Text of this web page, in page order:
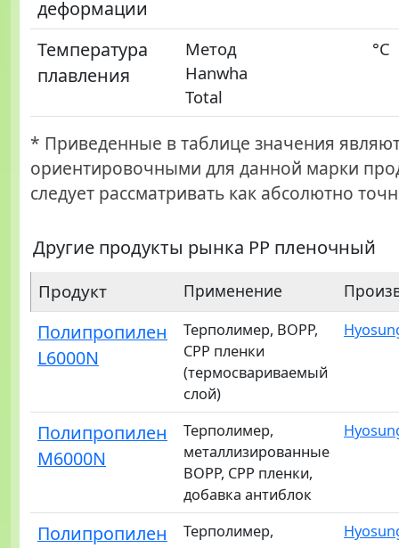
деформации
Температура
плавления
Метод
Hanwha
Total
°С
* Приведенные в таблице значения
ориентировочными для данной марки
следует рассматривать как абсолютно
Другие продукты рынка PP пленочный
Продукт Применение
Полипропилен
L6000N
Терполимер, BOPP,
CPP пленки
(термосвариваемый
слой)
Полипропилен
M6000N
Терполимер,
металлизированные
BOPP, CPP пленки,
добавка антиблок
Полипропилен
Терполимер,